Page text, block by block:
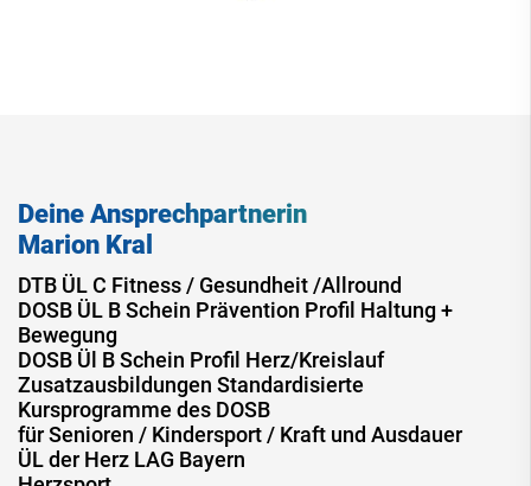
Deine Ansprechpartnerin
Marion Kral
DTB ÜL C Fitness / Gesundheit /Allround
DOSB ÜL B Schein Prävention Profil Haltung +
Bewegung
DOSB Ül B Schein Profil Herz/Kreislauf
Zusatzausbildungen Standardisierte
Kursprogramme des DOSB
für Senioren / Kindersport / Kraft und Ausdauer
ÜL der Herz LAG Bayern